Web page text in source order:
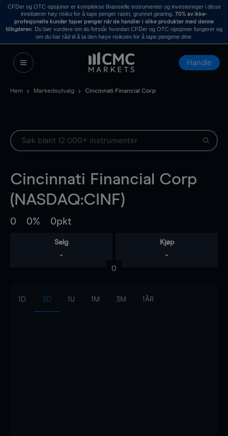
CFDer og OTC-opsjoner er komplekse finansielle instrumenter og investeringer i disse
innebærer høy risiko for å tape penger raskt, grunnet gearing. 70% av ikke-
profesjonelle kunder taper penger når de handler i slike produkter med denne
tilbyderen . Du bør vurdere om du forstår hvordan CFDer og OTC-opsjoner fungerer og
om du har råd til å ta den høye risikoen for å tape pengene dine.
Handle
Hem Markedsutvalg Cincinnati Financial Corp
Cincinnati Financial Corp
(NASDAQ:CINF)
0 0% 0pkt
Selg
-
Kjøp
-
0
1D 3D 1U 1M 3M 1ÅR